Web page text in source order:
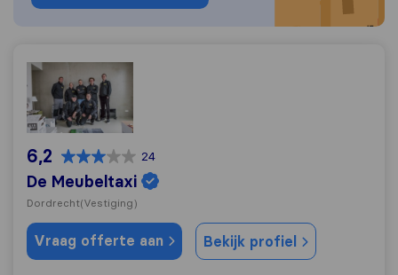
De Meubeltaxi
6,2 24
De Meubeltaxi
Dordrecht(Vestiging)
Vraag offerte aan Bekijk profiel